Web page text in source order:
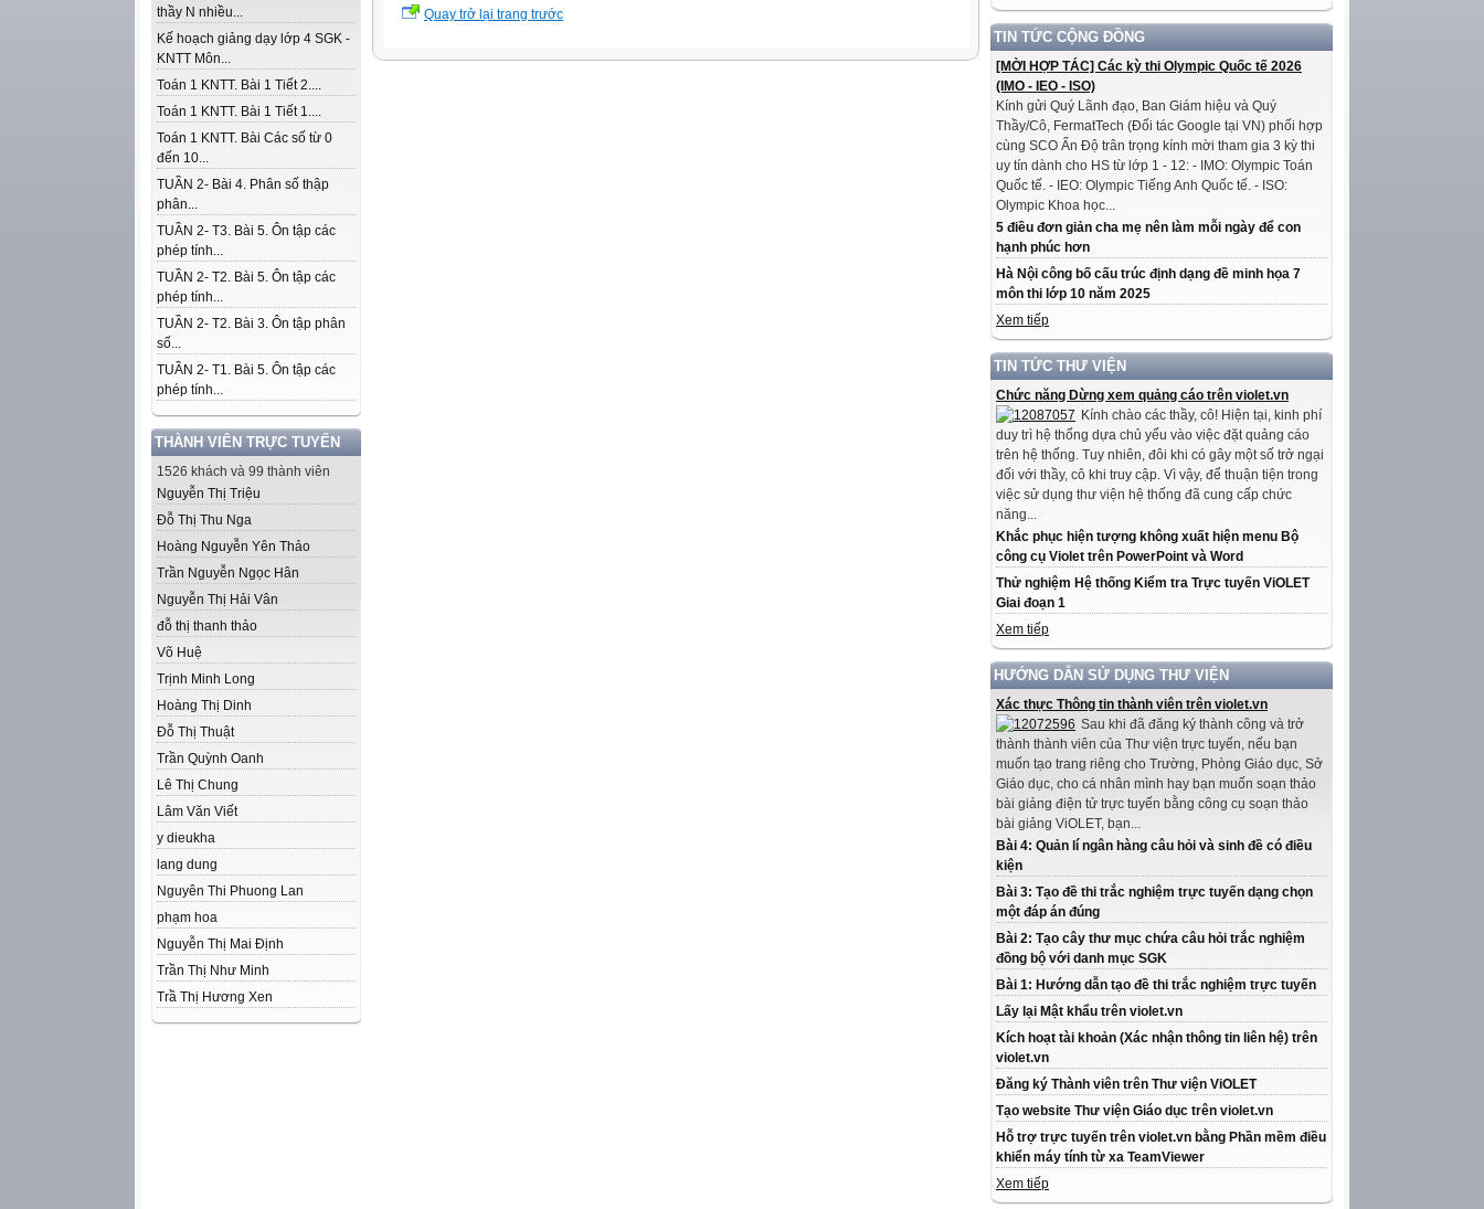
thầy N nhiều...
Kế hoạch giảng dạy lớp 4 SGK -
KNTT Môn...
Toán 1 KNTT. Bài 1 Tiết 2....
Toán 1 KNTT. Bài 1 Tiết 1....
Toán 1 KNTT. Bài Các số từ 0
đến 10...
TUẦN 2- Bài 4. Phân số thập
phân...
TUẦN 2- T3. Bài 5. Ôn tập các
phép tính...
TUẦN 2- T2. Bài 5. Ôn tập các
phép tính...
TUẦN 2- T2. Bài 3. Ôn tập phân
số...
TUẦN 2- T1. Bài 5. Ôn tập các
phép tính...
THÀNH VIÊN TRỰC TUYẾN
1526 khách và 99 thành viên
Nguyễn Thị Triệu
Đỗ Thị Thu Nga
Hoàng Nguyễn Yên Thảo
Trần Nguyễn Ngọc Hân
Nguyễn Thị Hải Vân
đỗ thị thanh thảo
Võ Huệ
Trịnh Minh Long
Hoàng Thị Dinh
Đỗ Thị Thuật
Trần Quỳnh Oanh
Lê Thị Chung
Lâm Văn Viết
y dieukha
lang dung
Nguyên Thi Phuong Lan
phạm hoa
Nguyễn Thị Mai Định
Trần Thị Như Minh
Trầ Thị Hương Xen
TIN TỨC CỘNG ĐỒNG
[MỜI HỢP TÁC] Các kỳ thi Olympic Quốc tế 2026
(IMO - IEO - ISO)
Kính gửi Quý Lãnh đạo, Ban Giám hiệu và Quý
Thầy/Cô, FermatTech (Đối tác Google tại VN) phối hợp
cùng SCO Ấn Độ trân trọng kính mời tham gia 3 kỳ thi
uy tín dành cho HS từ lớp 1 - 12: - IMO: Olympic Toán
Quốc tế. - IEO: Olympic Tiếng Anh Quốc tế. - ISO:
Olympic Khoa học...
5 điều đơn giản cha mẹ nên làm mỗi ngày để con
hạnh phúc hơn
Hà Nội công bố cấu trúc định dạng đề minh họa 7
môn thi lớp 10 năm 2025
Xem tiếp
TIN TỨC THƯ VIỆN
Chức năng Dừng xem quảng cáo trên violet.vn
Kính chào các thầy, cô! Hiện tại, kinh phí
duy trì hệ thống dựa chủ yếu vào việc đặt quảng cáo
trên hệ thống. Tuy nhiên, đôi khi có gây một số trở ngại
đối với thầy, cô khi truy cập. Vì vậy, để thuận tiện trong
việc sử dụng thư viện hệ thống đã cung cấp chức
năng...
Khắc phục hiện tượng không xuất hiện menu Bộ
công cụ Violet trên PowerPoint và Word
Thử nghiệm Hệ thống Kiểm tra Trực tuyến ViOLET
Giai đoạn 1
Xem tiếp
HƯỚNG DẪN SỬ DỤNG THƯ VIỆN
Xác thực Thông tin thành viên trên violet.vn
Sau khi đã đăng ký thành công và trở
thành thành viên của Thư viện trực tuyến, nếu bạn
muốn tạo trang riêng cho Trường, Phòng Giáo dục, Sở
Giáo dục, cho cá nhân mình hay bạn muốn soạn thảo
bài giảng điện tử trực tuyến bằng công cụ soạn thảo
bài giảng ViOLET, bạn...
Bài 4: Quản lí ngân hàng câu hỏi và sinh đề có điều
kiện
Bài 3: Tạo đề thi trắc nghiệm trực tuyến dạng chọn
một đáp án đúng
Bài 2: Tạo cây thư mục chứa câu hỏi trắc nghiệm
đồng bộ với danh mục SGK
Bài 1: Hướng dẫn tạo đề thi trắc nghiệm trực tuyến
Lấy lại Mật khẩu trên violet.vn
Kích hoạt tài khoản (Xác nhận thông tin liên hệ) trên
violet.vn
Đăng ký Thành viên trên Thư viện ViOLET
Tạo website Thư viện Giáo dục trên violet.vn
Hỗ trợ trực tuyến trên violet.vn bằng Phần mềm điều
khiển máy tính từ xa TeamViewer
Xem tiếp
Quay trở lại trang trước